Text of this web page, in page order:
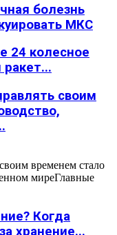
болезнь
МКС
24 колесное
своим
временем стало
миреГлавные
Когда
хранение...